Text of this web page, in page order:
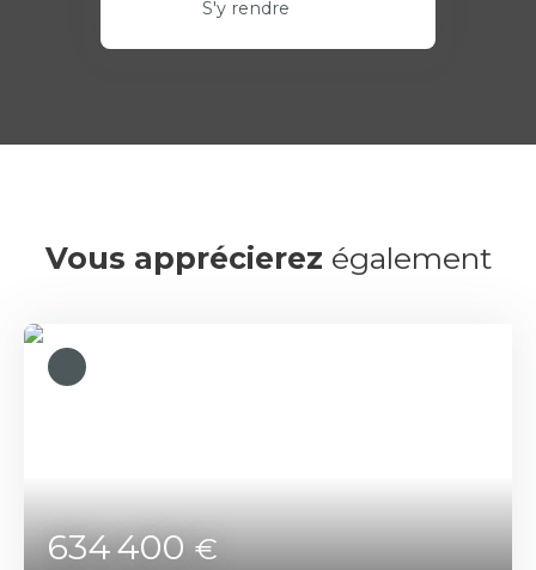
S'y rendre
Vous apprécierez également
634 400€